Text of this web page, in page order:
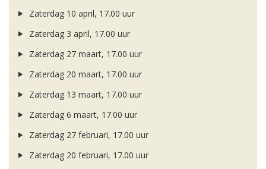
Zaterdag 10 april, 17.00 uur
Zaterdag 3 april, 17.00 uur
Zaterdag 27 maart, 17.00 uur
Zaterdag 20 maart, 17.00 uur
Zaterdag 13 maart, 17.00 uur
Zaterdag 6 maart, 17.00 uur
Zaterdag 27 februari, 17.00 uur
Zaterdag 20 februari, 17.00 uur